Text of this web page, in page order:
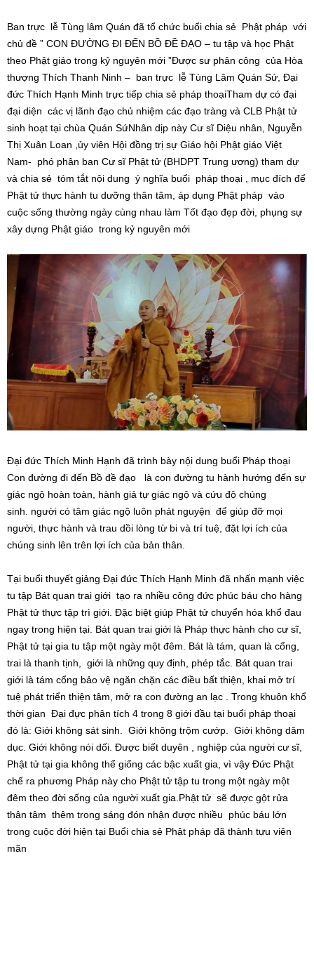
Ban trực lễ Tùng lâm Quán đã tổ chức buổi chia sẻ Phật pháp với
chủ đề ” CON ĐƯỜNG ĐI ĐẾN BỒ ĐỀ ĐẠO – tu tập và học Phật
theo Phật giáo trong kỷ nguyên mới ”Được sư phân công của Hòa
thượng Thích Thanh Ninh – ban trực lễ Tùng Lâm Quán Sứ, Đại
đức Thích Hạnh Minh trực tiếp chia sẻ pháp thoạiTham dự có đại
đại diện các vị lãnh đạo chủ nhiệm các đạo tràng và CLB Phật tử
sinh hoạt tại chùa Quán SứNhân dịp này Cư sĩ Diệu nhân, Nguyễn
Thị Xuân Loan ,ủy viên Hội đồng trị sự Giáo hội Phật giáo Việt
Nam- phó phân ban Cư sĩ Phật tử (BHDPT Trung ương) tham dự
và chia sẻ tóm tắt nội dung ý nghĩa buổi pháp thoại , mục đích để
Phật tử thực hành tu dưỡng thân tâm, áp dụng Phật pháp vào
cuộc sống thường ngày cùng nhau làm Tốt đạo đẹp đời, phụng sự
xây dựng Phật giáo trong kỷ nguyên mới
Đại đức Thích Minh Hạnh đã trình bày nội dung buổi Pháp thoại
Con đường đi đến Bồ đề đạo là con đường tu hành hướng đến sự
giác ngộ hoàn toàn, hành giả tự giác ngộ và cứu độ chúng
sinh. người có tâm giác ngộ luôn phát nguyện để giúp đỡ mọi
người, thực hành và trau dồi lòng từ bi và trí tuệ, đặt lợi ích của
chúng sinh lên trên lợi ích của bản thân.
Tại buổi thuyết giảng Đại đức Thích Hạnh Minh đã nhấn mạnh việc
tu tập Bát quan trai giới tạo ra nhiều công đức phúc báu cho hàng
Phật tử thực tập trì giới. Đặc biệt giúp Phật tử chuyển hóa khổ đau
ngay trong hiện tại. Bát quan trai giới là Pháp thực hành cho cư sĩ,
Phật tử tại gia tu tập một ngày một đêm. Bát là tám, quan là cổng,
trai là thanh tịnh, giới là những quy định, phép tắc. Bát quan trai
giới là tám cổng bảo vệ ngăn chặn các điều bất thiện, khai mở trí
tuệ phát triển thiện tâm, mở ra con đường an lạc . Trong khuôn khổ
thời gian Đại đực phân tích 4 trong 8 giới đầu tại buổi pháp thoại
đó là: Giới không sát sinh. Giới không trộm cướp. Giới không dâm
dục. Giới không nói dối. Được biết duyên , nghiệp của người cư sĩ,
Phật tử tại gia không thể giống các bậc xuất gia, vì vậy Đức Phật
chế ra phương Pháp này cho Phật tử tập tu trong một ngày một
đêm theo đời sống của người xuất gia.Phật tử sẽ được gột rửa
thân tâm thêm trong sáng đón nhận được nhiều phúc báu lớn
trong cuộc đời hiện tại Buổi chia sẻ Phật pháp đã thành tựu viên
mãn